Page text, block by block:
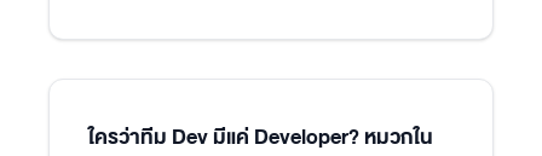
ใครว่าทีม Dev มีแค่ Developer? หมวกใน